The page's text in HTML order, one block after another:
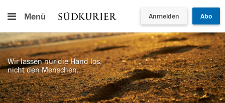
Menü Anmelden Abo
Wir lassen nur die Hand los,
nicht den Menschen.